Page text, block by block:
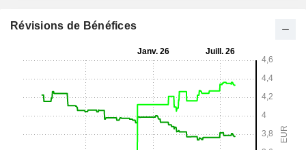
Révisions de Bénéfices